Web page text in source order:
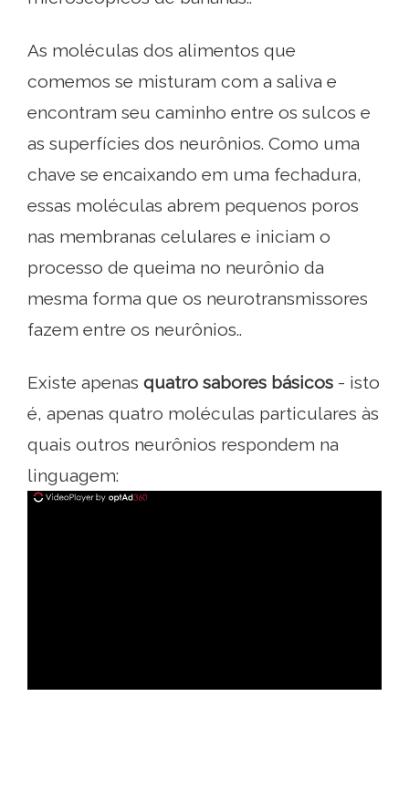
As moléculas dos alimentos que
comemos se misturam com a saliva e
encontram seu caminho entre os sulcos e
as superfícies dos neurônios. Como uma
chave se encaixando em uma fechadura,
essas moléculas abrem pequenos poros
nas membranas celulares e iniciam o
processo de queima no neurônio da
mesma forma que os neurotransmissores
fazem entre os neurônios..
Existe apenas quatro sabores básicos - isto
é, apenas quatro moléculas particulares às
quais outros neurônios respondem na
linguagem: